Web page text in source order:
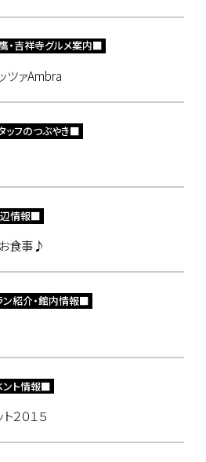
・吉祥寺グルメ案内■
ツァAmbra
ッフのつぶやき■
情報■
食事♪
紹介・館内情報■
ト情報■
２０１５